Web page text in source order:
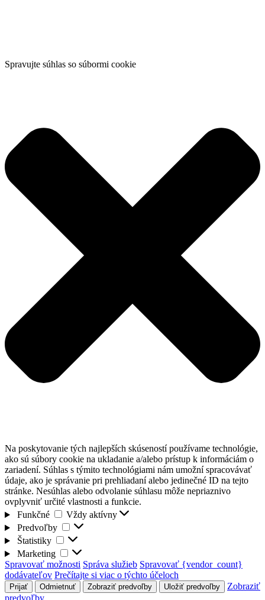
Spravujte súhlas so súbormi cookie
Na poskytovanie tých najlepších skúseností používame technológie,
ako sú súbory cookie na ukladanie a/alebo prístup k informáciám o
zariadení. Súhlas s týmito technológiami nám umožní spracovávať
údaje, ako je správanie pri prehliadaní alebo jedinečné ID na tejto
stránke. Nesúhlas alebo odvolanie súhlasu môže nepriaznivo
ovplyvniť určité vlastnosti a funkcie.
Funkčné
Funkčné
Vždy aktívny
Predvoľby
Predvoľby
Štatistiky
Štatistiky
Marketing
Marketing
Spravovať možnosti Správa služieb Spravovať {vendor_count}
dodávateľov Prečítajte si viac o týchto účeloch
Prijať Odmietnuť Zobraziť predvoľby Uložiť predvoľby
Zobraziť